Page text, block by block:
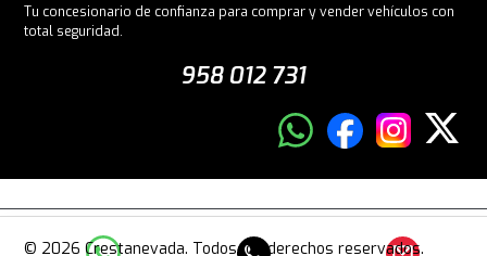
Tu concesionario de confianza para comprar y vender vehículos con
total seguridad.
958 012 731
© 2026 Crestanevada. Todos los derechos reservados.